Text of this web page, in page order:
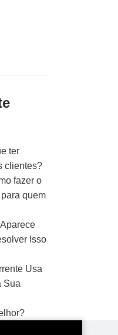
ter
clientes?
fazer o
quem
Isso
Usa
Sua